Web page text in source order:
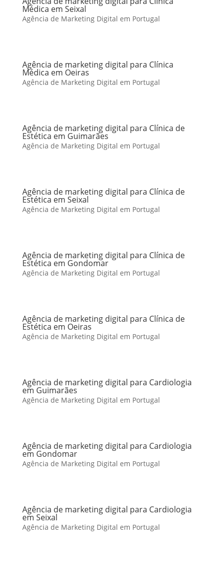
Médica em Seixal
Agência de Marketing Digital em Portugal
Agência de marketing digital para Clínica
Médica em Oeiras
Agência de Marketing Digital em Portugal
Agência de marketing digital para Clínica de
Estética em Guimarães
Agência de Marketing Digital em Portugal
Agência de marketing digital para Clínica de
Estética em Seixal
Agência de Marketing Digital em Portugal
Agência de marketing digital para Clínica de
Estética em Gondomar
Agência de Marketing Digital em Portugal
Agência de marketing digital para Clínica de
Estética em Oeiras
Agência de Marketing Digital em Portugal
Agência de marketing digital para Cardiologia
em Guimarães
Agência de Marketing Digital em Portugal
Agência de marketing digital para Cardiologia
em Gondomar
Agência de Marketing Digital em Portugal
Agência de marketing digital para Cardiologia
em Seixal
Agência de Marketing Digital em Portugal